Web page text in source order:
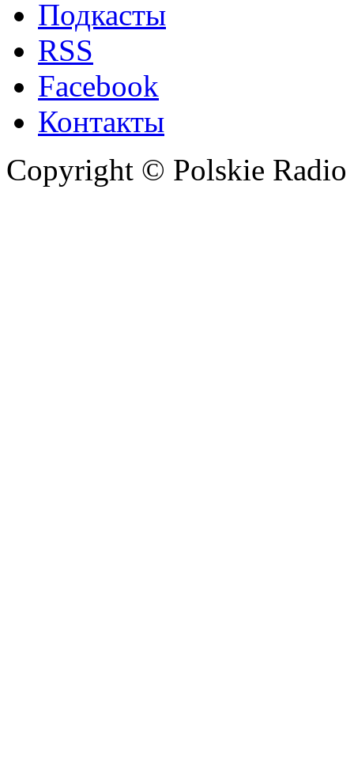
Подкасты
RSS
Facebook
Контакты
Copyright © Polskie